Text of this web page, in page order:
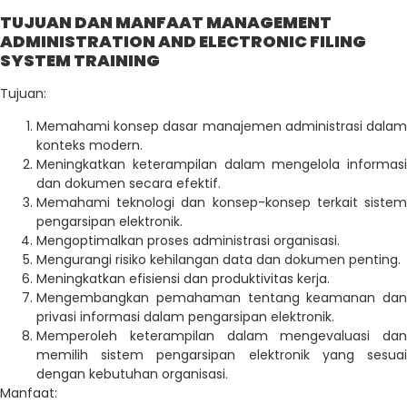
TUJUAN DAN MANFAAT MANAGEMENT
ADMINISTRATION AND ELECTRONIC FILING
SYSTEM TRAINING
Tujuan:
Memahami konsep dasar manajemen administrasi dalam
konteks modern.
Meningkatkan keterampilan dalam mengelola informasi
dan dokumen secara efektif.
Memahami teknologi dan konsep-konsep terkait sistem
pengarsipan elektronik.
Mengoptimalkan proses administrasi organisasi.
Mengurangi risiko kehilangan data dan dokumen penting.
Meningkatkan efisiensi dan produktivitas kerja.
Mengembangkan pemahaman tentang keamanan dan
privasi informasi dalam pengarsipan elektronik.
Memperoleh keterampilan dalam mengevaluasi dan
memilih sistem pengarsipan elektronik yang sesuai
dengan kebutuhan organisasi.
Manfaat: